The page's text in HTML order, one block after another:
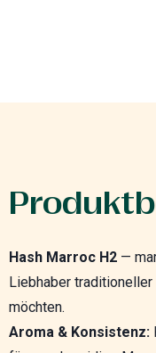
Hash Marroc H2 —
Liebhaber
möchten.
Aroma & Konsistenz: